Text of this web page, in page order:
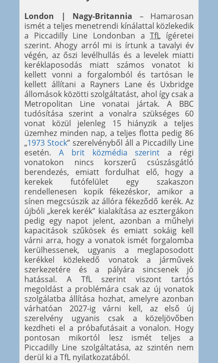
London | Nagy-Britannia – Hamarosan
ismét a teljes menetrendi kínálattal közlekedik
a Piccadilly Line Londonban aTfL ígéretei
szerint. Ahogy arról mi is írtunk a tavalyi év
végén, az őszi levélhullás és a levelek miatti
keréklaposodás miatt számos vonatot ki
kellett vonni a forgalomból és tartósan le
kellett állítani a Rayners Lane és Uxbridge
állomások közötti szolgáltatást, ahol így csak a
Metropolitan Line vonatai jártak. A BBC
tudósítása szerint a vonalra szükséges 60
vonat közül jelenleg 15 hiányzik a teljes
üzemhez minden nap, a teljes flotta pedig 86
„1973 Stock” szerelvényből áll a Piccadilly Line
esetén. A brit közmédia szerint a régi
vonatokon nincs korszerű csúszásgátló
berendezés, emiatt fordulhat elő, hogy a
kerekek futófelület egy szakaszon
rendellenesen kopik fékezéskor, amikor a
sínen megcsúszik az állóra fékeződő kerék. Az
újbóli „kerek kerék” kialakítása az esztergákon
pedig egy napot jelent, azonban a műhelyi
kapacitások szűkösek és emiatt sokáig kell
várni arra, hogy a vonatok ismét forgalomba
kerülhessenek, ugyanis a meglaposodott
kerékkel közlekedő vonatok a járművek
szerkezetére és a pályára sincsenek jó
hatással. A TfL szerint viszont tartós
megoldást a problémára csak az új vonatok
szolgálatba állítása hozhat, amelyre azonban
várhatóan 2027-ig várni kell, az első új
szerelvény ugyanis csak a közeljövőben
kezdheti el a próbafutásait a vonalon. Hogy
pontosan mikortól lesz ismét teljes a
Piccadilly Line szolgáltatása, az szintén nem
derül ki a TfL nyilatkozatából.